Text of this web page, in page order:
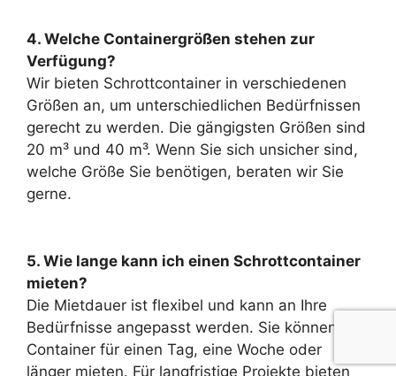
4. Welche Containergrößen stehen zur
Verfügung?
Wir bieten Schrottcontainer in verschiedenen
Größen an, um unterschiedlichen Bedürfnissen
gerecht zu werden. Die gängigsten Größen sind
20 m³ und 40 m³. Wenn Sie sich unsicher sind,
welche Größe Sie benötigen, beraten wir Sie
gerne.
5. Wie lange kann ich einen Schrottcontainer
mieten?
Die Mietdauer ist flexibel und kann an Ihre
Bedürfnisse angepasst werden. Sie können den
Container für einen Tag, eine Woche oder
länger mieten. Für langfristige Projekte bieten